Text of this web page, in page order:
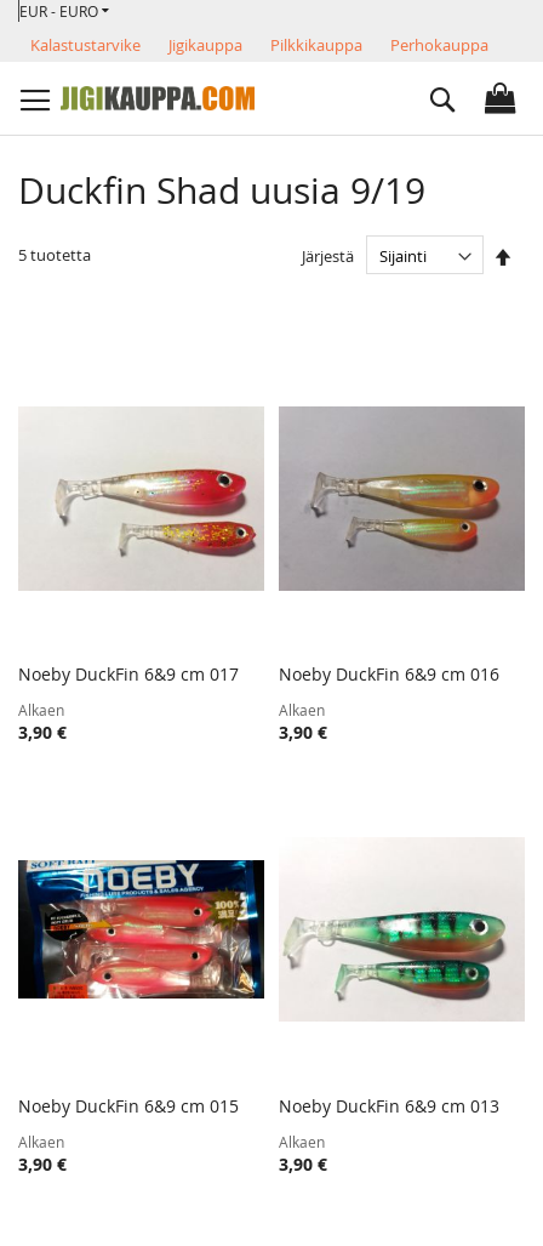
Skip
Content
VALUUTTA
EUR - EURO
Kalastustarvike Jigikauppa Pilkkikauppa
Perhokauppa
Search
Duckfin Shad uusia 9/19
5tuotetta Järjestä
VERTAILUUN
Noeby DuckFin 6&9 cm 017
Alkaen
3,90 €
Noeby DuckFin 6&9 cm 016
Alkaen
3,90 €
VERTAILUUN
Noeby DuckFin 6&9 cm 015
Alkaen
3,90 €
Noeby DuckFin 6&9 cm 013
Alkaen
3,90 €